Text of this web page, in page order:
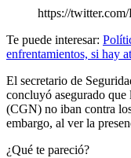
https://
Te puede interesar:
enfrentamientos, si hay
El secretario de
concluyó asegurado
(CGN) no iban contra
embargo, al ver la
¿Qué te pareció?